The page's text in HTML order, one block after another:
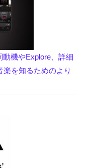
機やExplore、詳細
を知るためのより